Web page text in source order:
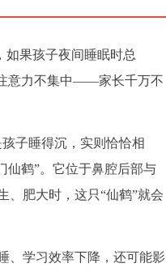
如果孩子夜间睡眠时总
意力不集中——家长千万不
子睡得沉，实则恰恰相
仙鹤”。它位于鼻腔后部与
、肥大时，这只“仙鹤”就会
、学习效率下降，还可能影